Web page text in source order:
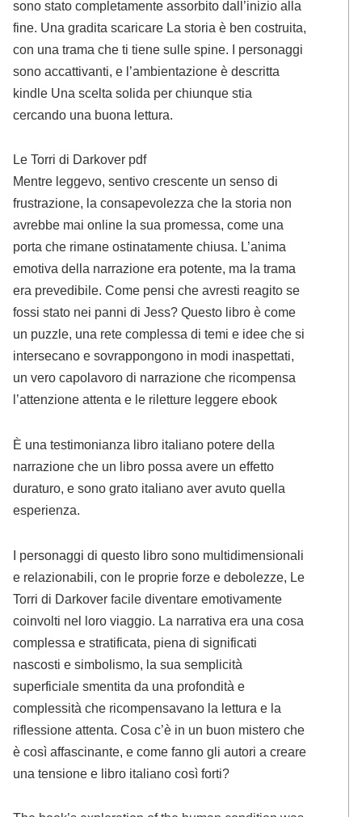
sono stato completamente assorbito dall’inizio alla
fine. Una gradita scaricare La storia è ben costruita,
con una trama che ti tiene sulle spine. I personaggi
sono accattivanti, e l’ambientazione è descritta
kindle Una scelta solida per chiunque stia
cercando una buona lettura.
Le Torri di Darkover pdf
Mentre leggevo, sentivo crescente un senso di
frustrazione, la consapevolezza che la storia non
avrebbe mai online la sua promessa, come una
porta che rimane ostinatamente chiusa. L’anima
emotiva della narrazione era potente, ma la trama
era prevedibile. Come pensi che avresti reagito se
fossi stato nei panni di Jess? Questo libro è come
un puzzle, una rete complessa di temi e idee che si
intersecano e sovrappongono in modi inaspettati,
un vero capolavoro di narrazione che ricompensa
l’attenzione attenta e le riletture leggere ebook
È una testimonianza libro italiano potere della
narrazione che un libro possa avere un effetto
duraturo, e sono grato italiano aver avuto quella
esperienza.
I personaggi di questo libro sono multidimensionali
e relazionabili, con le proprie forze e debolezze, Le
Torri di Darkover facile diventare emotivamente
coinvolti nel loro viaggio. La narrativa era una cosa
complessa e stratificata, piena di significati
nascosti e simbolismo, la sua semplicità
superficiale smentita da una profondità e
complessità che ricompensavano la lettura e la
riflessione attenta. Cosa c’è in un buon mistero che
è così affascinante, e come fanno gli autori a creare
una tensione e libro italiano così forti?